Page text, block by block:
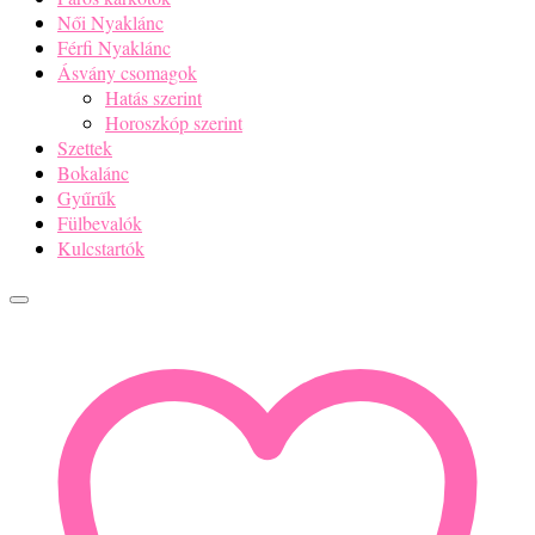
Női Nyaklánc
Férfi Nyaklánc
Ásvány csomagok
Hatás szerint
Horoszkóp szerint
Szettek
Bokalánc
Gyűrűk
Fülbevalók
Kulcstartók